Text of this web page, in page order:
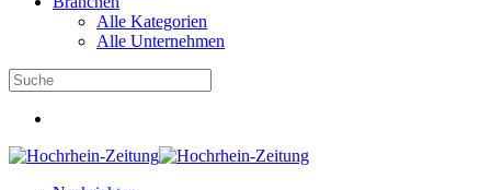
Alle Kategorien
Alle Unternehmen